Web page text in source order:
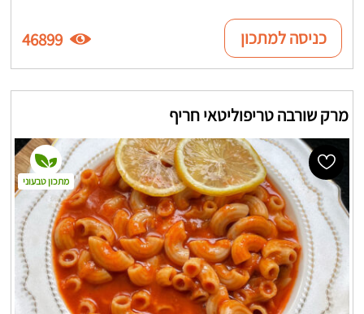
כניסה למתכון 46899
מרק שורבה טריפוליטאי חריף
מתכון טבעוני